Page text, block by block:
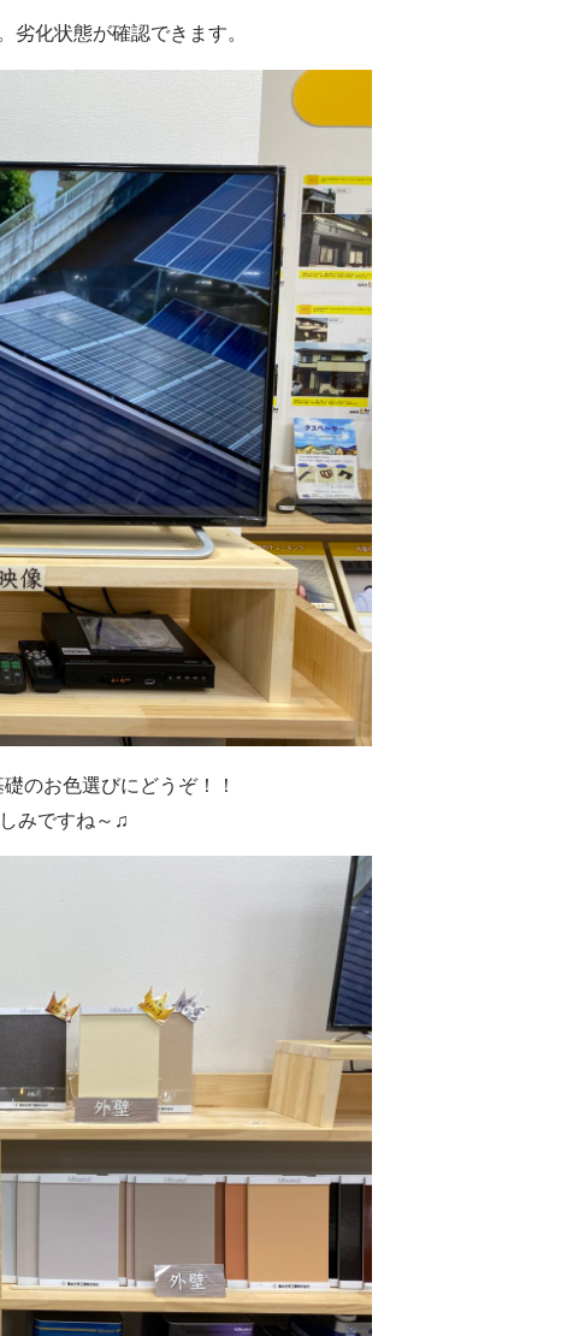
劣化状態が確認できます。
のお色選びにどうぞ！！
みですね～♫